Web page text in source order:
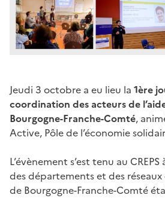
Jeudi 3 octobre a eu lieu la 1ère
coordination des acteurs de
Bourgogne-Franche-Comté,
Active, Pôle de l’économie
L’évènement s’est tenu au
des départements et des réseaux
de Bourgogne-Franche-Comté